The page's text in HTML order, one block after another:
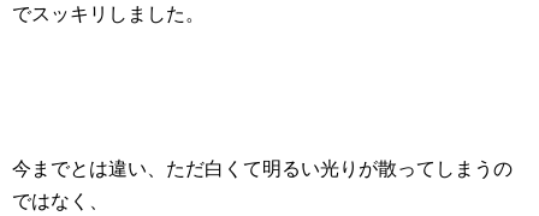
でスッキリしました。
今までとは違い、ただ白くて明るい光りが散ってしまうの
ではなく、